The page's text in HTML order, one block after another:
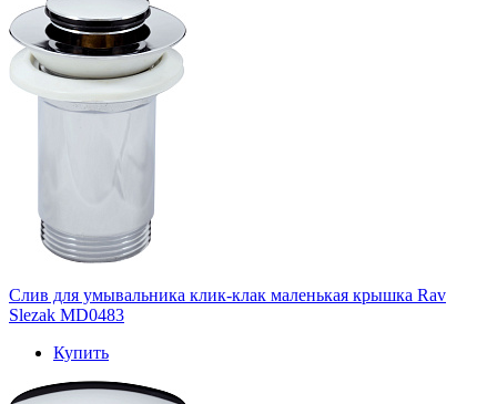
Слив для умывальника клик-клак маленькая крышка Rav
Slezak MD0483
Купить